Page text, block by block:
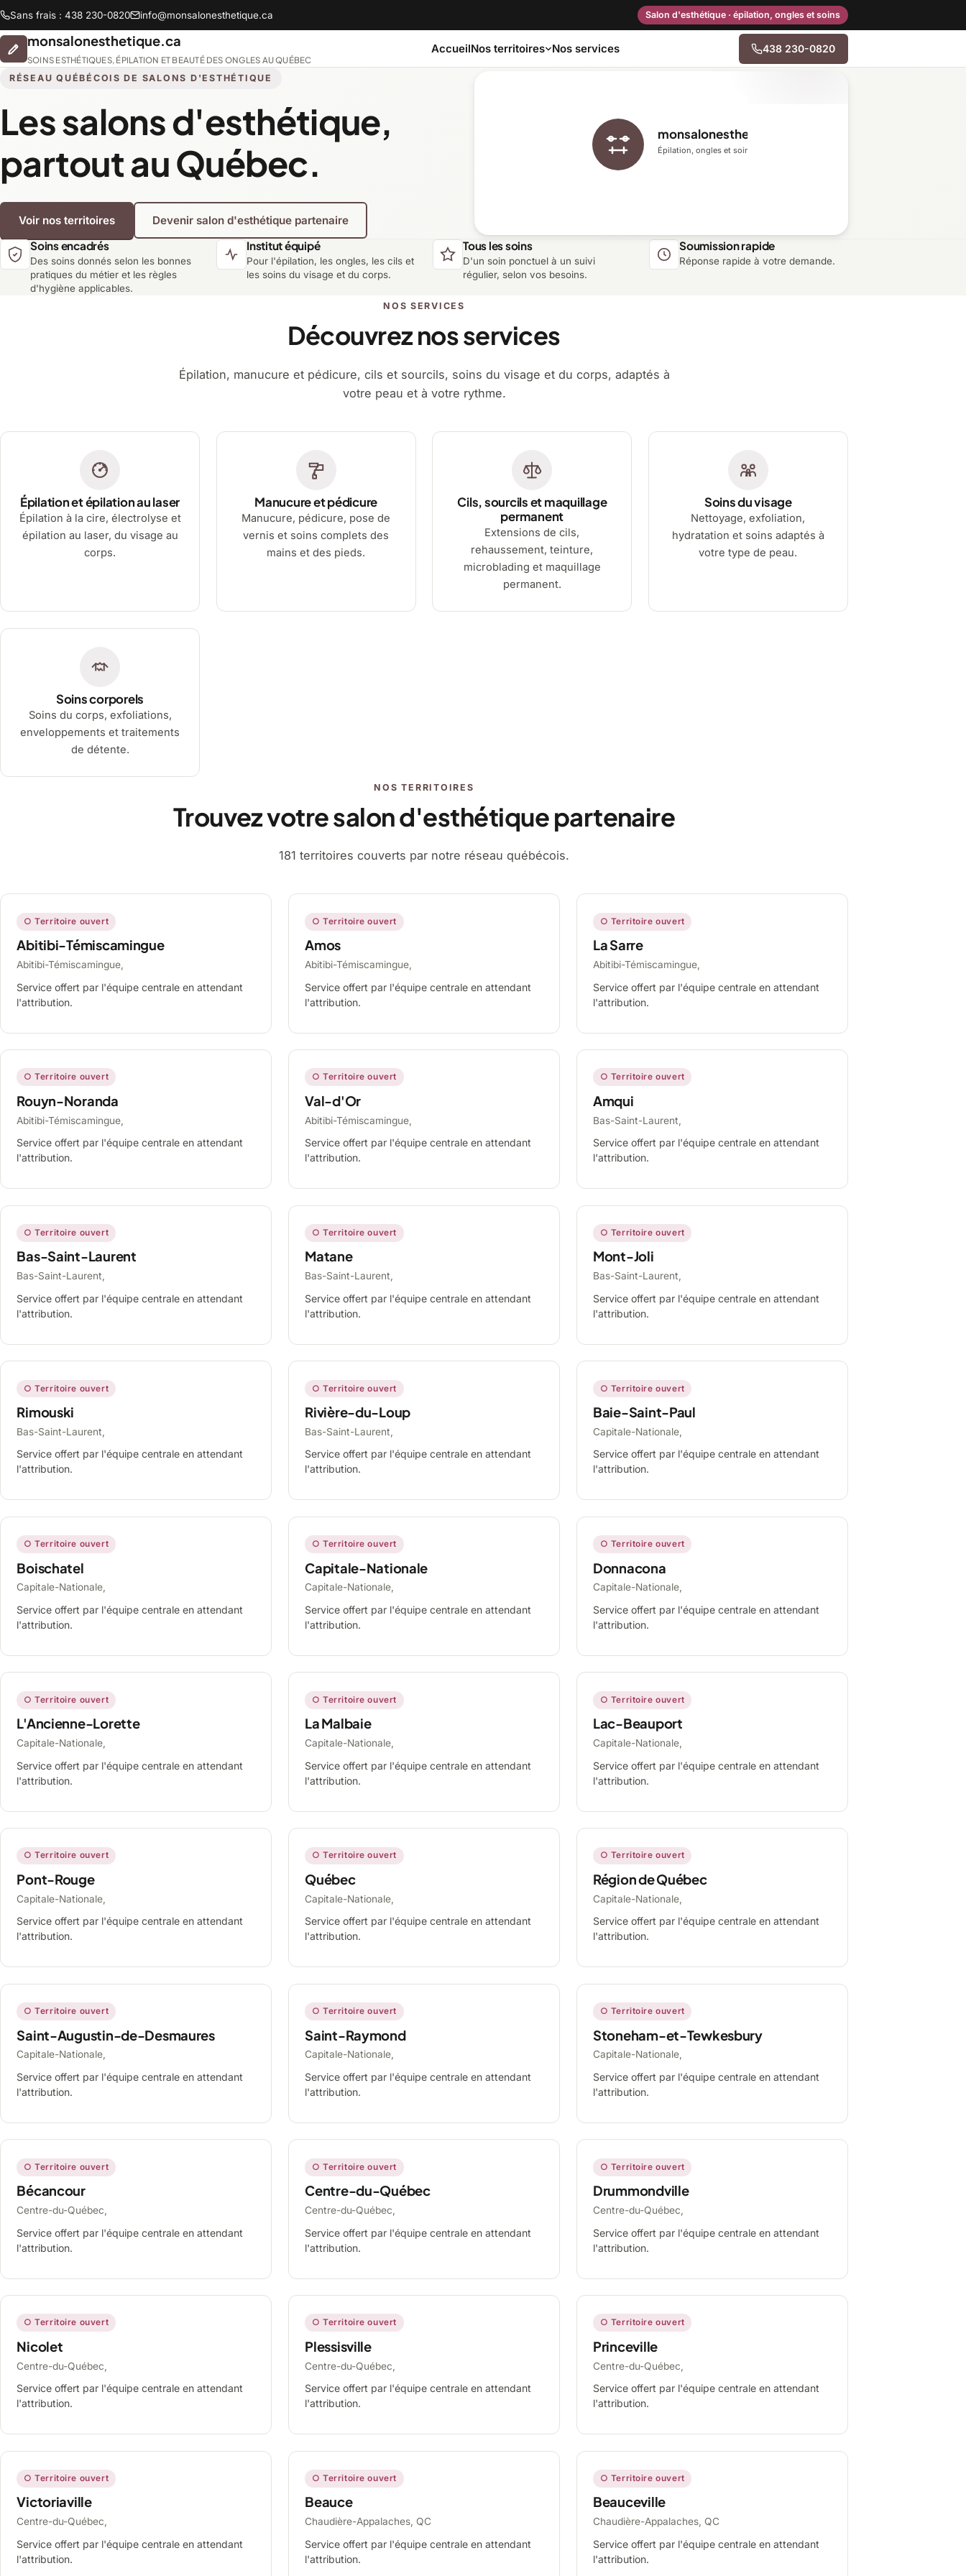
Sans frais : 438 230-0820 info@monsalonesthetique.ca Salon d'esthétique · épilation, ongles et soins
monsalonesthetique.ca
SOINS ESTHÉTIQUES, ÉPILATION ET BEAUTÉ DES ONGLES AU QUÉBEC
AccueilNos territoires
Bas-Saint-Laurent Capitale-Nationale Centre-du-Québec
Lanaudière Laurentides Laval Mauricie
Montérégie Nord-du-Québec
Nos services 438 230-0820
RÉSEAU QUÉBÉCOIS DE SALONS D'ESTHÉTIQUE
Les salons d'esthétique,
partout au Québec.
Voir nos territoires Devenir salon d'esthétique partenaire
monsalonesthetique.ca
Épilation, ongles et soins du visage
Soins encadrés
Des soins donnés selon les bonnes
pratiques du métier et les règles
d'hygiène applicables.
Institut équipé
Pour l'épilation, les ongles, les cils et
les soins du visage et du corps.
Tous les soins
D'un soin ponctuel à un suivi
régulier, selon vos besoins.
Soumission rapide
Réponse rapide à votre demande.
NOS SERVICES
Découvrez nos services
Épilation, manucure et pédicure, cils et sourcils, soins du visage et du corps, adaptés à
votre peau et à votre rythme.
Épilation et épilation au laser
Épilation à la cire, électrolyse et
épilation au laser, du visage au
corps.
Manucure et pédicure
Manucure, pédicure, pose de
vernis et soins complets des
mains et des pieds.
Cils, sourcils et maquillage
permanent
Extensions de cils,
rehaussement, teinture,
microblading et maquillage
permanent.
Soins du visage
Nettoyage, exfoliation,
hydratation et soins adaptés à
votre type de peau.
Soins corporels
Soins du corps, exfoliations,
enveloppements et traitements
de détente.
NOS TERRITOIRES
Trouvez votre salon d'esthétique partenaire
181 territoires couverts par notre réseau québécois.
○ Territoire ouvert
Abitibi-Témiscamingue
Abitibi-Témiscamingue,
Service offert par l'équipe centrale en attendant
l'attribution.
○ Territoire ouvert
Amos
Abitibi-Témiscamingue,
Service offert par l'équipe centrale en attendant
l'attribution.
○ Territoire ouvert
La Sarre
Abitibi-Témiscamingue,
Service offert par l'équipe centrale en attendant
l'attribution.
○ Territoire ouvert
Rouyn-Noranda
Abitibi-Témiscamingue,
Service offert par l'équipe centrale en attendant
l'attribution.
○ Territoire ouvert
Val-d'Or
Abitibi-Témiscamingue,
Service offert par l'équipe centrale en attendant
l'attribution.
○ Territoire ouvert
Amqui
Bas-Saint-Laurent,
Service offert par l'équipe centrale en attendant
l'attribution.
○ Territoire ouvert
Bas-Saint-Laurent
Bas-Saint-Laurent,
Service offert par l'équipe centrale en attendant
l'attribution.
○ Territoire ouvert
Matane
Bas-Saint-Laurent,
Service offert par l'équipe centrale en attendant
l'attribution.
○ Territoire ouvert
Mont-Joli
Bas-Saint-Laurent,
Service offert par l'équipe centrale en attendant
l'attribution.
○ Territoire ouvert
Rimouski
Bas-Saint-Laurent,
Service offert par l'équipe centrale en attendant
l'attribution.
○ Territoire ouvert
Rivière-du-Loup
Bas-Saint-Laurent,
Service offert par l'équipe centrale en attendant
l'attribution.
○ Territoire ouvert
Baie-Saint-Paul
Capitale-Nationale,
Service offert par l'équipe centrale en attendant
l'attribution.
○ Territoire ouvert
Boischatel
Capitale-Nationale,
Service offert par l'équipe centrale en attendant
l'attribution.
○ Territoire ouvert
Capitale-Nationale
Capitale-Nationale,
Service offert par l'équipe centrale en attendant
l'attribution.
○ Territoire ouvert
Donnacona
Capitale-Nationale,
Service offert par l'équipe centrale en attendant
l'attribution.
○ Territoire ouvert
L'Ancienne-Lorette
Capitale-Nationale,
Service offert par l'équipe centrale en attendant
l'attribution.
○ Territoire ouvert
La Malbaie
Capitale-Nationale,
Service offert par l'équipe centrale en attendant
l'attribution.
○ Territoire ouvert
Lac-Beauport
Capitale-Nationale,
Service offert par l'équipe centrale en attendant
l'attribution.
○ Territoire ouvert
Pont-Rouge
Capitale-Nationale,
Service offert par l'équipe centrale en attendant
l'attribution.
○ Territoire ouvert
Québec
Capitale-Nationale,
Service offert par l'équipe centrale en attendant
l'attribution.
○ Territoire ouvert
Région de Québec
Capitale-Nationale,
Service offert par l'équipe centrale en attendant
l'attribution.
○ Territoire ouvert
Saint-Augustin-de-Desmaures
Capitale-Nationale,
Service offert par l'équipe centrale en attendant
l'attribution.
○ Territoire ouvert
Saint-Raymond
Capitale-Nationale,
Service offert par l'équipe centrale en attendant
l'attribution.
○ Territoire ouvert
Stoneham-et-Tewkesbury
Capitale-Nationale,
Service offert par l'équipe centrale en attendant
l'attribution.
○ Territoire ouvert
Bécancour
Centre-du-Québec,
Service offert par l'équipe centrale en attendant
l'attribution.
○ Territoire ouvert
Centre-du-Québec
Centre-du-Québec,
Service offert par l'équipe centrale en attendant
l'attribution.
○ Territoire ouvert
Drummondville
Centre-du-Québec,
Service offert par l'équipe centrale en attendant
l'attribution.
○ Territoire ouvert
Nicolet
Centre-du-Québec,
Service offert par l'équipe centrale en attendant
l'attribution.
○ Territoire ouvert
Plessisville
Centre-du-Québec,
Service offert par l'équipe centrale en attendant
l'attribution.
○ Territoire ouvert
Princeville
Centre-du-Québec,
Service offert par l'équipe centrale en attendant
l'attribution.
○ Territoire ouvert
Victoriaville
Centre-du-Québec,
Service offert par l'équipe centrale en attendant
l'attribution.
○ Territoire ouvert
Beauce
Chaudière-Appalaches, QC
Service offert par l'équipe centrale en attendant
l'attribution.
○ Territoire ouvert
Beauceville
Chaudière-Appalaches, QC
Service offert par l'équipe centrale en attendant
l'attribution.